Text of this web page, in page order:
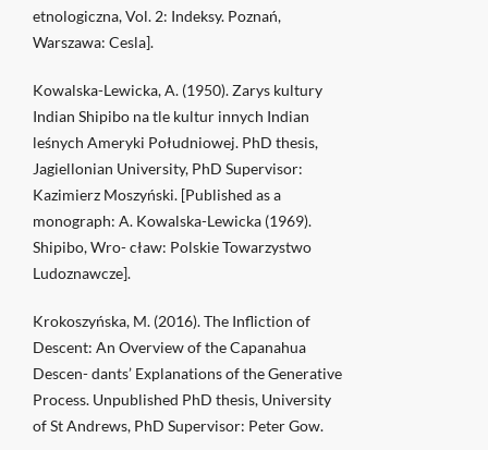
etnologiczna, Vol. 2: Indeksy. Poznań,
Warszawa: Cesla].
Kowalska-Lewicka, A. (1950). Zarys kultury
Indian Shipibo na tle kultur innych Indian
leśnych Ameryki Południowej. PhD thesis,
Jagiellonian University, PhD Supervisor:
Kazimierz Moszyński. [Published as a
monograph: A. Kowalska-Lewicka (1969).
Shipibo, Wro- cław: Polskie Towarzystwo
Ludoznawcze].
Krokoszyńska, M. (2016). The Infliction of
Descent: An Overview of the Capanahua
Descen- dants’ Explanations of the Generative
Process. Unpublished PhD thesis, University
of St Andrews, PhD Supervisor: Peter Gow.